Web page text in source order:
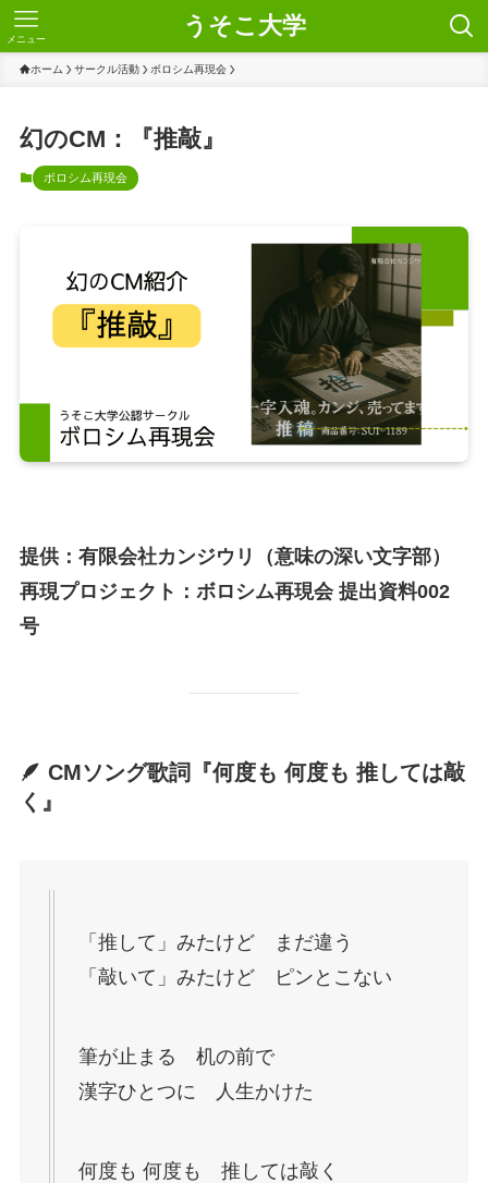
うそこ大学
メニュー
ホーム サークル活動 ボロシム再現会
幻のCM：『推敲』
ボロシム再現会
提供：有限会社カンジウリ（意味の深い文字部）
再現プロジェクト：ボロシム再現会 提出資料002
号
🪶 CMソング歌詞『何度も 何度も 推しては敲
く』
「推して」みたけど まだ違う
「敲いて」みたけど ピンとこない
筆が止まる 机の前で
漢字ひとつに 人生かけた
何度も 何度も 推しては敲く